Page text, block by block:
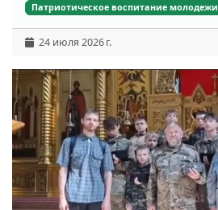
Патриотическое воспитание молодежи
24 июля 2026 г.